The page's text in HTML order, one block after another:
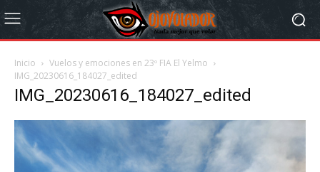
Inicio
Vuelos y emociones en 23º FIA El Yelmo
IMG_20230616_184027_edited
IMG_20230616_184027_edited